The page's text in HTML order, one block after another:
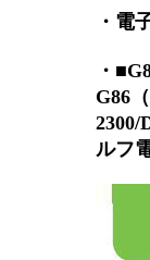
・電
・
G86
2300/
ルフ